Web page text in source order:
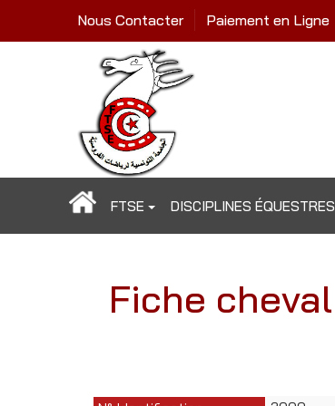
Nous Contacter Paiement en Ligne
FTSE DISCIPLINES ÉQUESTRES
Fiche cheval